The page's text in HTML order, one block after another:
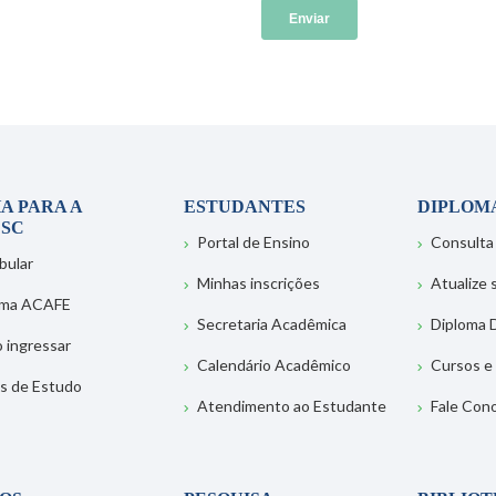
PARA A
ACAFE
ingressar
de Estudo
ESTUDANTES
Portal de Ensino
Minhas inscrições
Secretaria Acadêmica
Calendário Acadêmico
Atendimento ao Estudante
Consulta
Atualize
Diploma
Cursos
Fale